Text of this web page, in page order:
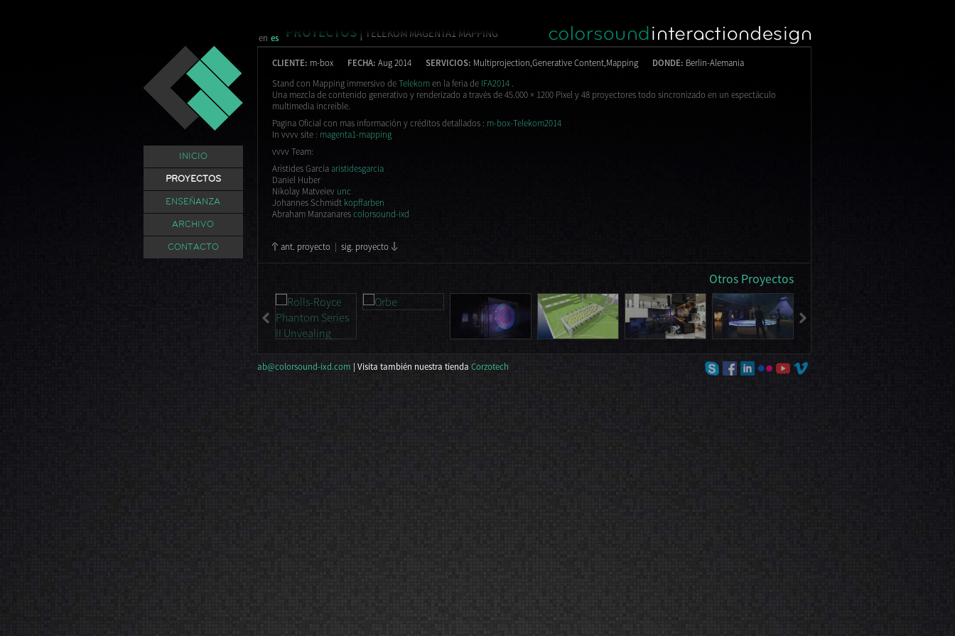
en es
INICIO
PROYECTOS
ENSEÑANZA
ARCHIVO
CONTACTO
PROYECTOS | TELEKOM MAGENTA1 MAPPING
CLIENTE: m-box FECHA: Aug 2014 SERVICIOS: Multiprojection,Generative Content,Mapping DONDE: Berlin-Alemania
Stand con Mapping immersivo deTelekomen la feria de IFA2014
Una mezcla de contenido generativo y renderizado a través de 45.000 × 1200 Pixel y 48 proyectores todo sincronizado en un espectáculo
multimedia increíble.
Pagina Oficial con mas información y créditos detallados : m-box-Telekom2014
In vvvv site : magenta1-mapping
vvvv Team:
Arístides García aristidesgarcia
Daniel Huber
Nikolay Matveiev unc
Johannes Schmidt kopffarben
Abraham Manzanarescolorsound-ixd
ant. proyecto | sig. proyecto
Otros Proyectos
ab@colorsound-ixd.com | Visita también nuestra tiendaCorzotech